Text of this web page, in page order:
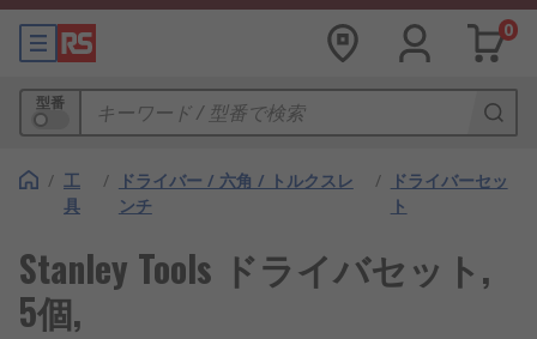
0
型番
/ 工
具
/
ドライバー / 六角 / トルクスレ
ンチ
/
ドライバーセッ
ト
Stanley Tools ドライバセット,
5個,